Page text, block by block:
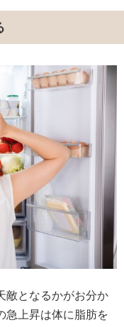
敵となるかがお分か
急上昇は体に脂肪を